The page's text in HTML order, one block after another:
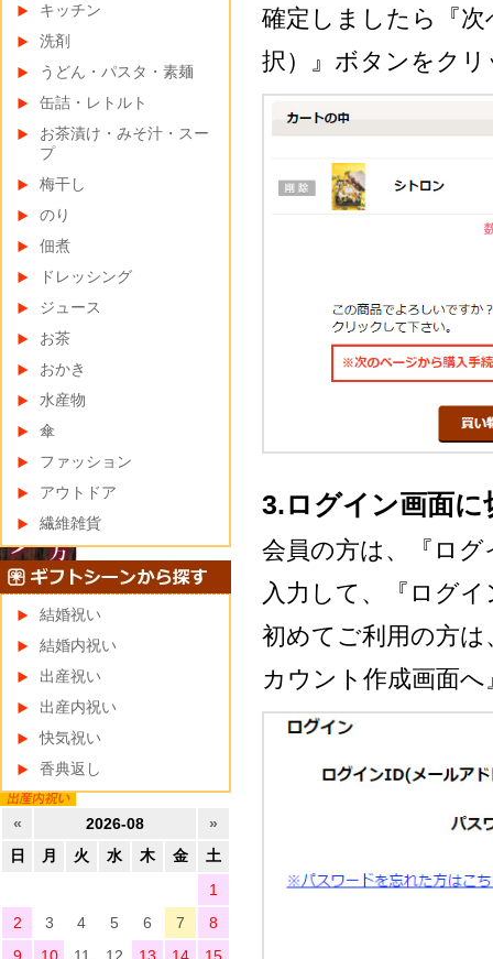
確定しましたら『
択）』ボタンをク
3.ログイン画面
会員の方は、『ロ
入力して、『ログ
初めてご利用の方
カウント作成画面
キッチン
洗剤
うどん・パスタ・素麺
缶詰・レトルト
お茶漬け・みそ汁・スー
プ
梅干し
のり
佃煮
ドレッシング
ジュース
お茶
おかき
水産物
傘
ファッション
アウトドア
繊維雑貨
結婚祝い
結婚内祝い
出産祝い
出産内祝い
快気祝い
香典返し
« 2026-08
»
日
月 火 水 木 金
土
1
2
3 4 5 6 7
8